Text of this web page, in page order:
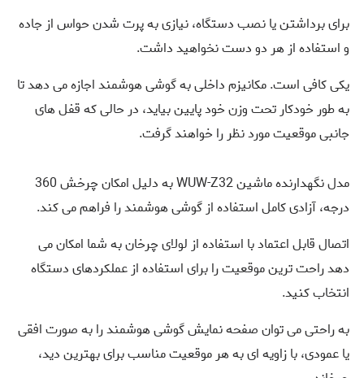
برای برداشتن یا نصب دستگاه، نیازی به پرت شدن حواس از جاده
و استفاده از هر دو دست نخواهید داشت.
یکی کافی است. مکانیزم داخلی به گوشی هوشمند اجازه می دهد تا
به طور خودکار تحت وزن خود پایین بیاید، در حالی که قفل های
جانبی موقعیت مورد نظر را خواهند گرفت.
مدل نگهدارنده ماشین WUW-Z32 به دلیل امکان چرخش 360
درجه، آزادی کامل استفاده از گوشی هوشمند را فراهم می کند.
اتصال قابل اعتماد با استفاده از لولای چرخان به شما امکان می
دهد راحت ترین موقعیت را برای استفاده از عملکردهای دستگاه
انتخاب کنید.
به راحتی می توان صفحه نمایش گوشی هوشمند را به صورت افقی
یا عمودی، با زاویه ای به هر موقعیت مناسب برای بهترین دید،